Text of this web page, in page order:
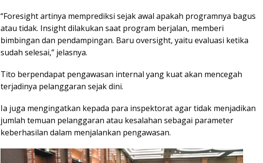
“Foresight artinya memprediksi sejak awal apakah programnya bagus
atau tidak. Insight dilakukan saat program berjalan, memberi
bimbingan dan pendampingan. Baru oversight, yaitu evaluasi ketika
sudah selesai,” jelasnya.
Tito berpendapat pengawasan internal yang kuat akan mencegah
terjadinya pelanggaran sejak dini.
Ia juga mengingatkan kepada para inspektorat agar tidak menjadikan
jumlah temuan pelanggaran atau kesalahan sebagai parameter
keberhasilan dalam menjalankan pengawasan.